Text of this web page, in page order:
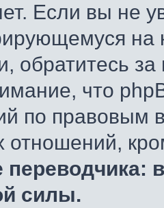
Если вы не
обратитесь
что
по правовым
отношений,
силы.